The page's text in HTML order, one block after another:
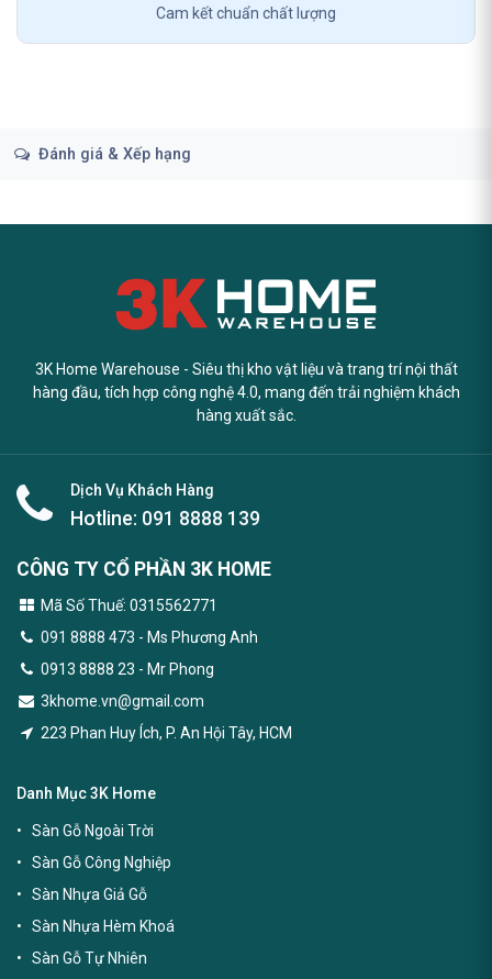
Cam kết chuẩn chất lượng
Đánh giá & Xếp hạng
3K Home Warehouse - Siêu thị kho vật liệu và trang trí nội thất
hàng đầu, tích hợp công nghệ 4.0, mang đến trải nghiệm khách
hàng xuất sắc.
Dịch Vụ Khách Hàng
Hotline: 091 8888 139
CÔNG TY CỔ PHẦN 3K HOME
Mã Số Thuế: 0315562771
091 8888 473 - Ms Phương Anh
0913 8888 23 - Mr Phong
3khome.vn@gmail.com
223 Phan Huy Ích, P. An Hội Tây, HCM
Danh Mục 3K Home
Sàn Gỗ Ngoài Trời
Sàn Gỗ Công Nghiệp
Sàn Nhựa Giả Gỗ
Sàn Nhựa Hèm Khoá
Sàn Gỗ Tự Nhiên